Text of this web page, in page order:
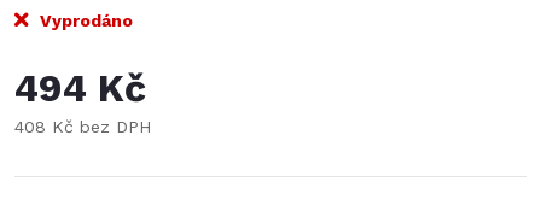
Vyprodáno
494 Kč
408 Kč bez DPH
cena: